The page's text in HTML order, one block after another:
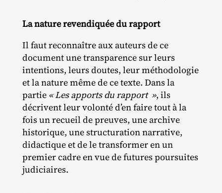
La nature revendiquée du rapport
Il faut reconnaître aux auteurs de ce
document une transparence sur leurs
intentions, leurs doutes, leur méthodologie
et la nature même de ce texte. Dans la
partie « Les apports du rapport », ils
décrivent leur volonté d’en faire tout à la
fois un recueil de preuves, une archive
historique, une structuration narrative,
didactique et de le transformer en un
premier cadre en vue de futures poursuites
judiciaires.